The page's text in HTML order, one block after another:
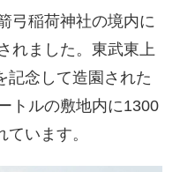
弓稲荷神社の境内に
れました。東武東上
記念して造園された
トルの敷地内に1300
います。